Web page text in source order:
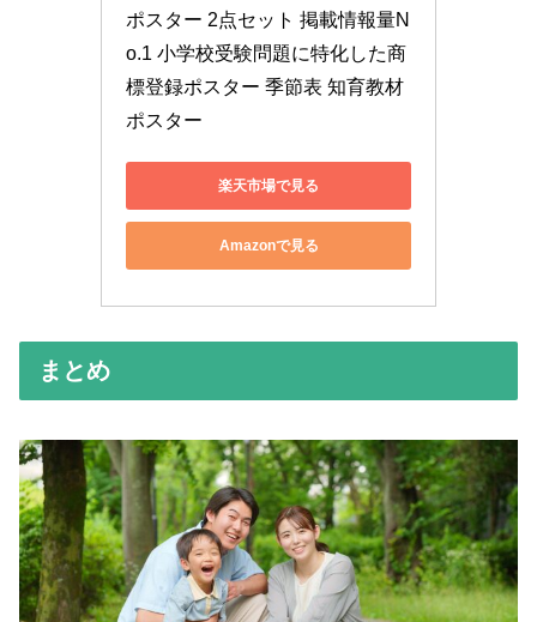
ポスター 2点セット 掲載情報量N
o.1 小学校受験問題に特化した商
標登録ポスター 季節表 知育教材
ポスター
楽天市場で見る
Amazonで見る
まとめ